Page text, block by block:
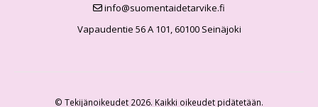
info@suomentaidetarvike.fi
Vapaudentie 56 A 101, 60100 Seinäjoki
© Tekijänoikeudet 2026. Kaikki oikeudet pidätetään.